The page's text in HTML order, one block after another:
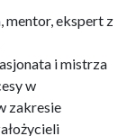
mentor, ekspert z
i mistrza
w
zakresie